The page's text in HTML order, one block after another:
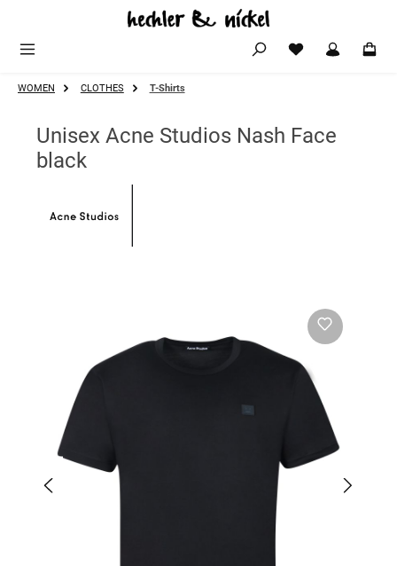
Zum Hauptinhalt springen
WOMEN CLOTHES T-Shirts
Unisex Acne Studios Nash Face
black